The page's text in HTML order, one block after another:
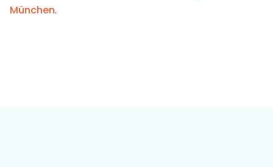
München.